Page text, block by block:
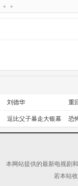
刘德华 重
金
逗比父子暴走大银幕 恐
本网站提供的最新电视剧
若本站